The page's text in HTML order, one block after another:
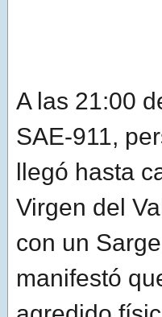
A las 21:00
SAE-911,
llegó hasta
Virgen del
con un
manifestó